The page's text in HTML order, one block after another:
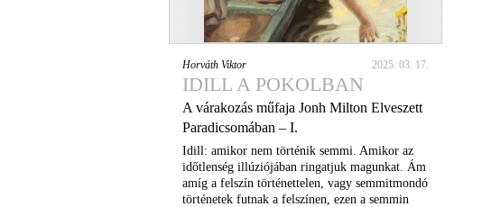
Horváth Viktor 2025. 03. 17.
IDILL A POKOLBAN
A várakozás műfaja Jonh Milton Elveszett
Paradicsomában – I.
Idill: amikor nem történik semmi. Amikor az
időtlenség illúziójában ringatjuk magunkat. Ám
amíg a felszín történettelen, vagy semmitmondó
történetek futnak a felszínen, ezen a semmin